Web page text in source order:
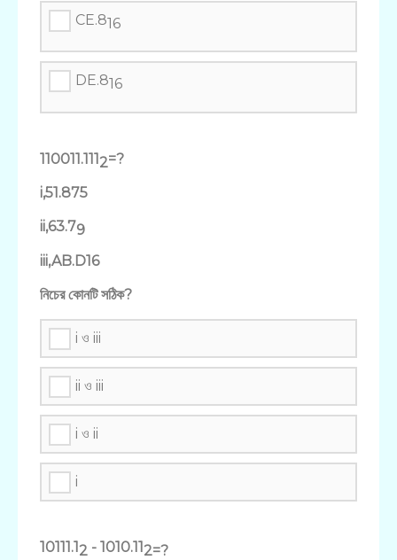
CE.816
DE.816
110011.1112=?
i,51.875
ii,63.79
iii,AB.D16
নিচের কোনটি সঠিক?
i ও iii
ii ও iii
i ও ii
i
10111.12 - 1010.112=?